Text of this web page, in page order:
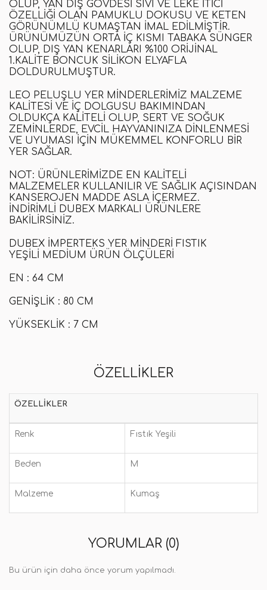
OLUP, YAN DIŞ GÖVDESI SIVI VE LEKE ITICI
ÖZELLIĞI OLAN PAMUKLU DOKUSU VE KETEN
GÖRÜNÜMLÜ KUMAŞTAN IMAL EDILMIŞTIR.
ÜRÜNÜMÜZÜN ORTA IÇ KISMI TABAKA SÜNGER
OLUP, DIŞ YAN KENARLARI %100 ORIJINAL
1.KALITE BONCUK SILIKON ELYAFLA
DOLDURULMUŞTUR.
LEO PELUŞLU YER MINDERLERIMIZ MALZEME
KALITESI VE IÇ DOLGUSU BAKIMINDAN
OLDUKÇA KALITELI OLUP, SERT VE SOĞUK
ZEMINLERDE, EVCIL HAYVANINIZA DINLENMESI
VE UYUMASI IÇIN MÜKEMMEL KONFORLU BIR
YER SAĞLAR.
NOT: ÜRÜNLERIMIZDE EN KALITELI
MALZEMELER KULLANILIR VE SAĞLIK AÇISINDAN
KANSEROJEN MADDE ASLA IÇERMEZ.
İNDIRIMLI DUBEX MARKALI ÜRÜNLERE
BAKILIRSINIZ.
DUBEX İMPERTEKS YER MINDERI FISTIK
YEŞILI MEDIUM ÜRÜN ÖLÇÜLERI
EN : 64 CM
GENIŞLIK : 80 CM
YÜKSEKLIK : 7 CM
ÖZELLIKLER
ÖZELLIKLER
Renk Fıstık Yeşili
Beden M
Malzeme Kumaş
YORUMLAR (0)
Bu ürün için daha önce yorum yapılmadı.